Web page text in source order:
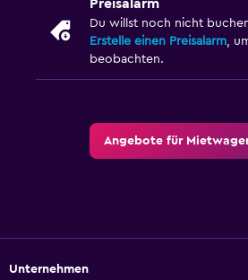
Preisalarm
Du willst noch nicht
Erstelle einen Preisalarm,
beobachten.
Angebote für
Unternehmen